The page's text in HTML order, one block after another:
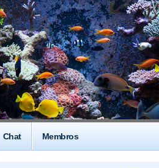
Chat Membros